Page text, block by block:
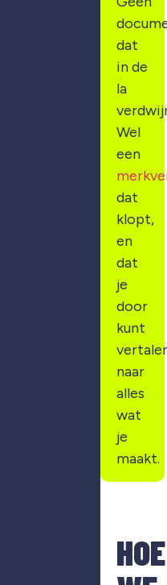
HOE
dat
in de
la
Wel
een
dat
klopt,
en
dat
je
door
kunt
naar
alles
wat
je
maakt.